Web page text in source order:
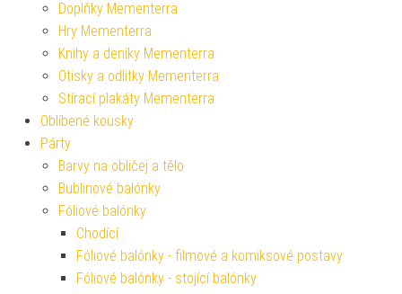
Doplňky Mementerra
Hry Mementerra
Knihy a deníky Mementerra
Otisky a odlitky Mementerra
Stírací plakáty Mementerra
Oblíbené kousky
Párty
Barvy na obličej a tělo
Bublinové balónky
Fóliové balónky
Chodící
Fóliové balónky - filmové a komiksové postavy
Fóliové balónky - stojící balónky